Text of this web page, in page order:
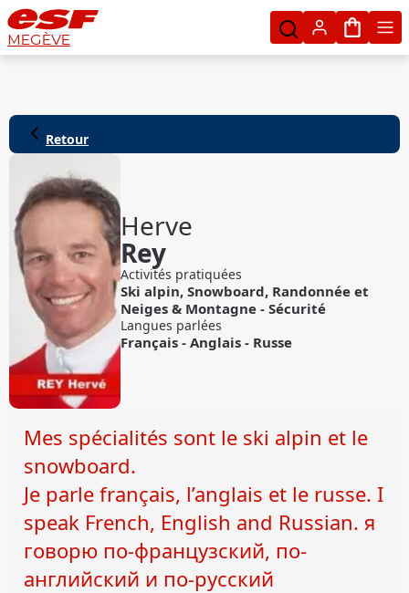
MEGÈVE Mon
Retour
Herve
Rey
Activités pratiquées
Ski alpin,Snowboard, Randonnée et
Neiges & Montagne - Sécurité
Langues parlées
Français -Anglais - Russe
Mes spécialités sont le ski alpin et le
snowboard.
Je parle français, l’anglais et le russe. I
speak French, English and Russian. я
говорю по-французский, по-
английский и по-русский